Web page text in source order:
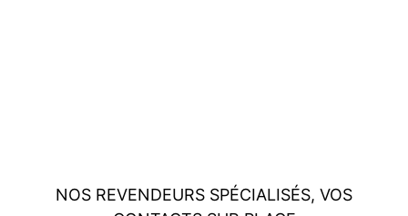
NOS REVENDEURS SPÉCIALISÉS, VOS